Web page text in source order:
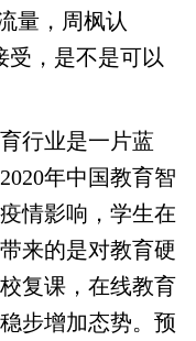
量，周枫认
受，是不是可以
行业是一片蓝
年中国教育智
情影响，学生在
来的是对教育硬
复课，在线教育
步增加态势。预